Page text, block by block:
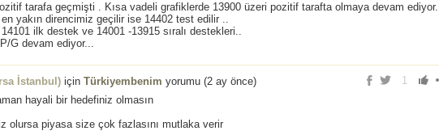
tarafa geçmişti . Kısa vadeli grafiklerde 13900 üzeri pozitif tarafta olmaya devam ediyor.
yakın direncimiz geçilir ise 14402 test edilir ..
ilk destek ve 14001 -13915 sıralı destekleri..
G devam ediyor...
1
İstanbul) için Türkiyembenim yorumu (2 ay önce)
hayali bir hedefiniz olmasın
olursa piyasa size çok fazlasını mutlaka verir